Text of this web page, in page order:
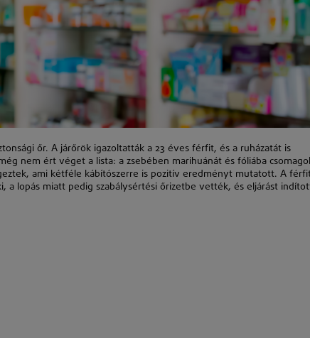
őr. A járőrök igazoltatták a 23 éves férfit, és a ruházatát is
nem ért véget a lista: a zsebében marihuánát és fóliába
ami kétféle kábítószerre is pozitív eredményt mutatott. A
a lopás miatt pedig szabálysértési őrizetbe vették, és eljárást